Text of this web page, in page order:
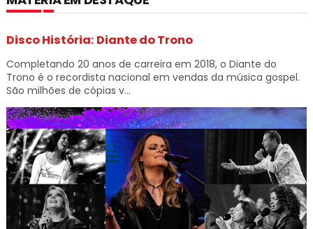
Disco História: Diante do Trono
Completando 20 anos de carreira em 2018, o Diante do
Trono é o recordista nacional em vendas da música gospel.
São milhões de cópias v...